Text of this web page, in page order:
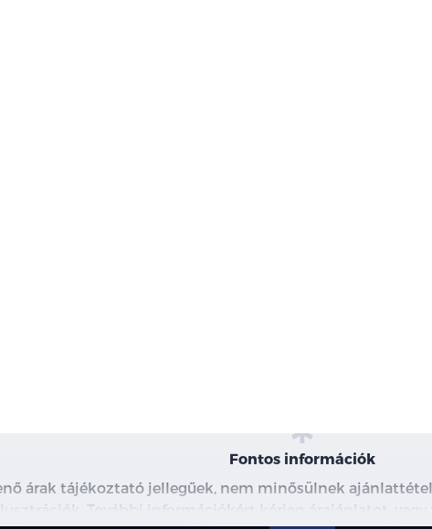
Fontos információk
árak tájékoztató jellegűek, nem minősülnek
További információkért kérjen árajánlatot, vagy